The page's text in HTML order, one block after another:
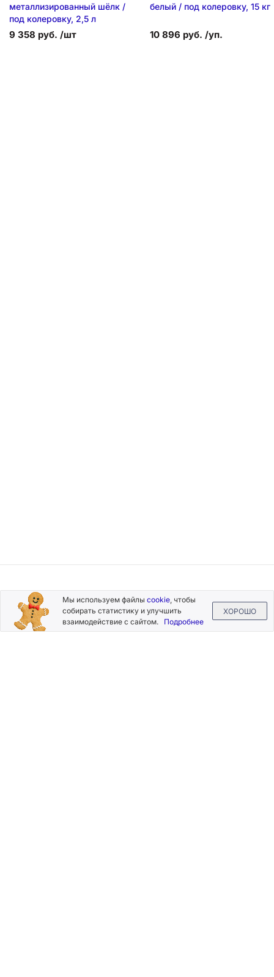
металлизированный шёлк /
под колеровку, 2,5 л
9 358 руб. /шт
белый / под колеровку, 15 кг
10 896 руб. /уп.
Подписывайтесь
на новости и акции
Мы используем файлы cookie, чтобы
собирать статистику и улучшить
взаимодействие с сайтом. Подробнее
ХОРОШО